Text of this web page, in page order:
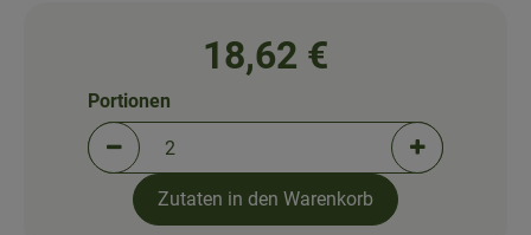
18,62 €
Portionen verringern (aktuell 2 Portionen
Portionen
Portionen
Zutaten in den Warenkorb